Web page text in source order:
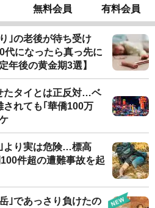
無料会員 有料会員
｣の老後が待ち受け
になったら真っ先に
年後の黄金期3選】
たタイとは正反対…ベ
されても｢華僑100万
より実は危険…標高
件超の遭難事故を起
｣であっさり負けたの